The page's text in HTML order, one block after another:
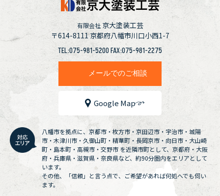
有限会社 京大塗装工芸
〒614-8111京都府八幡市川口小西1-7
TEL:075-981-5200 FAX:075-981-2275
メールでのご相談
Google Map
八幡市を拠点に、京都市・枚方市・京田辺市・宇治市・城陽
市・木津川市・久御山町・精華町・長岡京市・向日市・大山崎
町・島本町・高槻市・交野市 を近隣市町として、京都府・大阪
府・兵庫県・滋賀県・奈良県など、約90分圏内をエリアとして
います。
その他、「信頼」と言う点で、ご希望があれば何処へでも伺い
ます。